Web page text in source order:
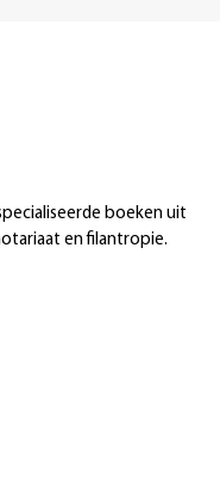
boeken uit
en filantropie.